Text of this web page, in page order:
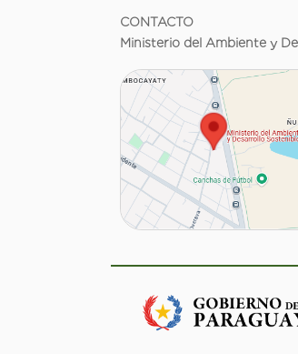
CONTACTO
Ministerio del Ambiente y